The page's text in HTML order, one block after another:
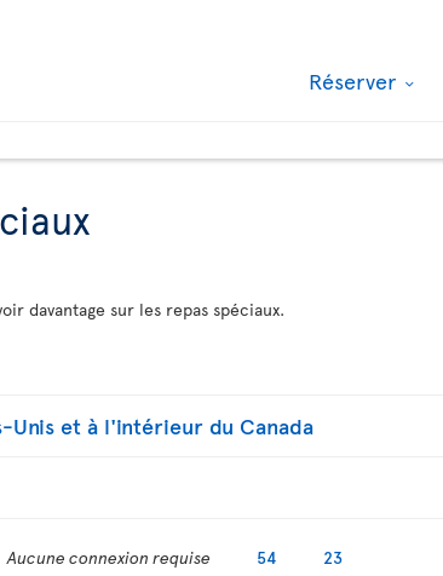
Réserver
davantage sur les repas spéciaux.
Unis et à l'intérieur du Canada
Aucune connexion requise 54 23